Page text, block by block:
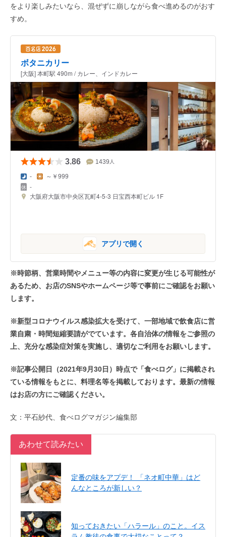
をより楽しみたいなら、混ぜずに崩しながら食べ進めるのがおす
すめ。
ボタニカリー
[大阪] 本町駅 490m / カレー、インドカレー
3.86 1439 人
- ～￥999
-
大阪府大阪市中央区瓦町4-5-3 日宝西本町ビル 1F
アプリで開く
※時節柄、営業時間やメニュー等の内容に変更が生じる可能性が
あるため、お店のSNSやホームページ等で事前にご確認をお願い
します。
※新型コロナウイルス感染拡大を受けて、一部地域で飲食店に営
業自粛・時間短縮要請がでています。各自治体の情報をご参照の
上、充分な感染症対策を実施し、適切なご利用をお願いします。
※記事公開日（2021年9月30日）時点で「食べログ」に掲載され
ている情報をもとに、料理名等を掲載しております。最新の情報
はお店の方にご確認ください。
文：平石紗代、食べログマガジン編集部
あわせて読みたい
定番の味をアプデ！ 「ネオ町中華」はど
んなところが新しい？
知っておきたい「ハラール」のこと。イス